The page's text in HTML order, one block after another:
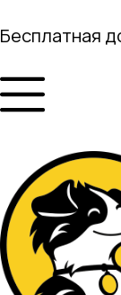
Бесплатная